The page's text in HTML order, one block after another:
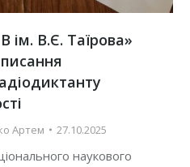
ім. В.Є. Таїрова»
Артем 27.10.2025
наукового